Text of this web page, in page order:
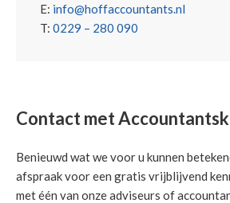
E: info@hoffaccountants.nl
T: 0229 – 280 090
Contact met
Benieuwd wat we voor u kunnen
afspraak voor een gratis vrijblijvend
met één van onze adviseurs of